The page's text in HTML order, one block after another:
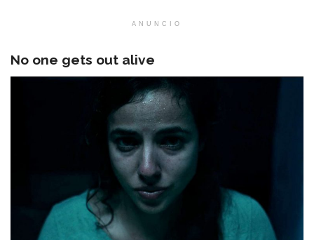
ANUNCIO
No one gets out alive